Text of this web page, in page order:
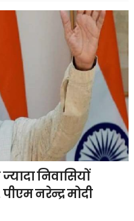
निवासियों
नरेन्द्र मोदी